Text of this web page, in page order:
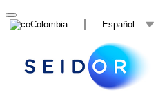
Colombia Español